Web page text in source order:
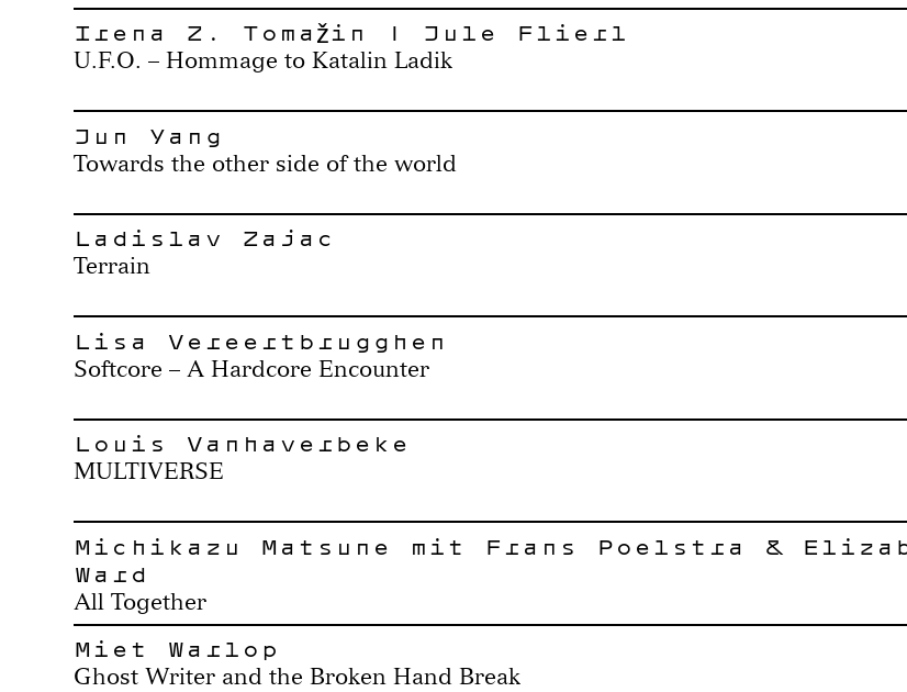
Irena Z. Tomažin | Jule Flierl
U.F.O. – Hommage to Katalin Ladik
Jun Yang
Towards the other side of the world
Ladislav Zajac
Terrain
Lisa Vereertbrugghen
Softcore – A Hardcore Encounter
Louis Vanhaverbeke
MULTIVERSE
Michikazu Matsune mit Frans Poelstra &
Ward
All Together
Miet Warlop
Ghost Writer and the Broken Hand Break